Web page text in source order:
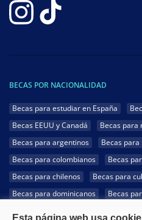
BECAS POR NACIONALIDAD
Becas para estudiar en España
Becas EEUU y Canadá
Becas para
Becas para argentinos
Becas
Becas para colombianos
Becas
Becas para chilenos
Becas para
Becas para dominicanos
Becas